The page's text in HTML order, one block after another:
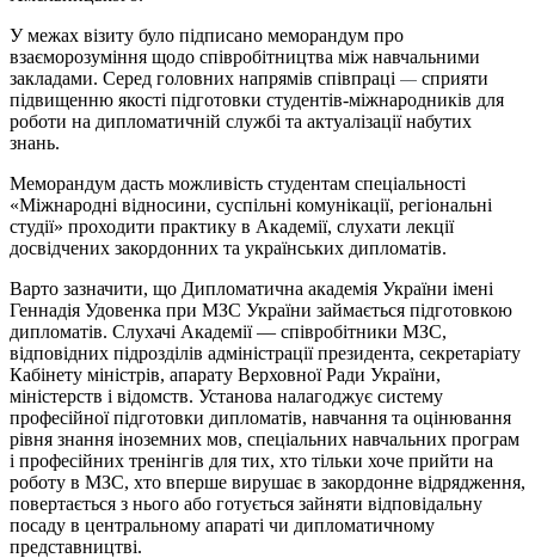
У межах візиту було підписано меморандум про
взаєморозуміння щодо співробітництва між навчальними
закладами. Серед головних напрямів співпраці — сприяти
підвищенню якості підготовки студентів-міжнародників для
роботи на дипломатичній службі та актуалізації набутих
знань.
Меморандум дасть можливість студентам спеціальності
«Міжнародні відносини, суспільні комунікації, регіональні
студії» проходити практику в Академії, слухати лекції
досвідчених закордонних та українських дипломатів.
Варто зазначити, що Дипломатична академія України імені
Геннадія Удовенка при МЗС України займається підготовкою
дипломатів. Слухачі Академії — співробітники МЗС,
відповідних підрозділів адміністрації президента, секретаріату
Кабінету міністрів, апарату Верховної Ради України,
міністерств і відомств. Установа налагоджує систему
професійної підготовки дипломатів, навчання та оцінювання
рівня знання іноземних мов, спеціальних навчальних програм
і професійних тренінгів для тих, хто тільки хоче прийти на
роботу в МЗС, хто вперше вирушає в закордонне відрядження,
повертається з нього або готується зайняти відповідальну
посаду в центральному апараті чи дипломатичному
представництві.